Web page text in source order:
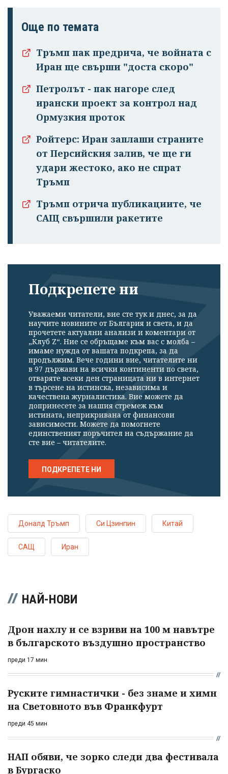
Още по темата
Тръмп пак предрича, че войната с
Иран ще свърши "доста скоро"
Петролът - пак нагоре след
ирански проект за контрол над
Ормузкия проток
Ройтерс: Иран заплаши страните
от Персийския залив, че ще ги
удари жестоко, ако не спрат
Тръмп
Тръмп отрича публикациите, че
САЩ свършили ракетите
Подкрепете ни
Уважаеми читатели, вие сте тук и днес, за да
научите новините от България и света, и да
прочетете актуални анализи и коментари от
„Клуб Z“. Ние се обръщаме към вас с молба –
имаме нужда от вашата подкрепа, за да
продължим. Вече години вие, читателите ни
в 97 държави на всички континенти по света,
отваряте всеки ден страницата ни в интернет
в търсене на истинска, независима и
качествена журналистика. Вие можете да
допринесете за нашия стремеж към
истината, неприкривана от финансови
зависимости. Можете да помогнете
единственият поръчител на съдържание да
сте вие – читателите.
ПОДКРЕПЕТЕ НИ
Доналд Тръмп Си Цзинпин Китай
САЩ Иран
НАЙ-НОВИ
Дрон нахлу и се взриви на 100 м навътре
в българското въздушно пространство
преди 17 мин
Руските гимнастички - без знаме и химн
на Световното във Франкфурт
преди 45 мин
НАП обяви, че зорко следи два фестивала
в Бургаско